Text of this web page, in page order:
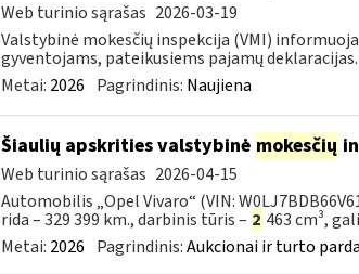
Web turinio sąrašas 2026-03-19
Valstybinė mokesčių inspekcija (VMI)
gyventojams, pateikusiems pajamų
Metai: 2026 Pagrindinis: Naujiena
Šiaulių apskrities valstybinė mokesčių
Web turinio sąrašas 2026-04-15
Automobilis „Opel Vivaro“ (VIN:
rida – 329 399 km., darbinis tūris – 2 463 cm³,
Metai: 2026 Pagrindinis:Aukcionai ir turto